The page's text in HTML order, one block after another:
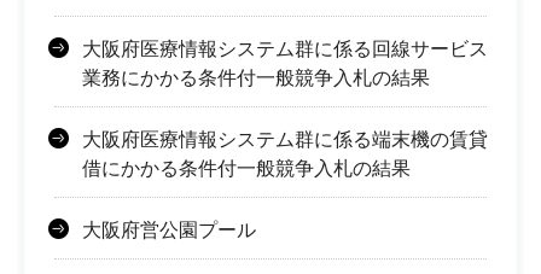
大阪府医療情報システム群に係る回線サービス
業務にかかる条件付一般競争入札の結果
大阪府医療情報システム群に係る端末機の賃貸
借にかかる条件付一般競争入札の結果
大阪府営公園プール